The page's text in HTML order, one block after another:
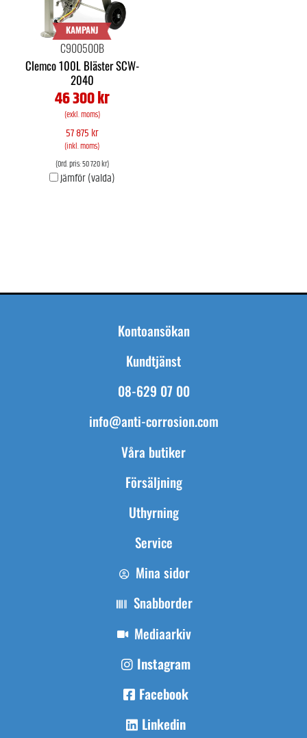
KAMPANJ
C900500B
Clemco 100L Bläster SCW-
2040
46 300 kr
(exkl. moms)
57 875 kr
(inkl. moms)
(Ord. pris: 50 720 kr)
Jämför (valda)
Kontoansökan
Kundtjänst
08-629 07 00
info@anti-corrosion.com
Våra butiker
Försäljning
Uthyrning
Service
Mina sidor
Snabborder
Mediaarkiv
Instagram
Facebook
Linkedin